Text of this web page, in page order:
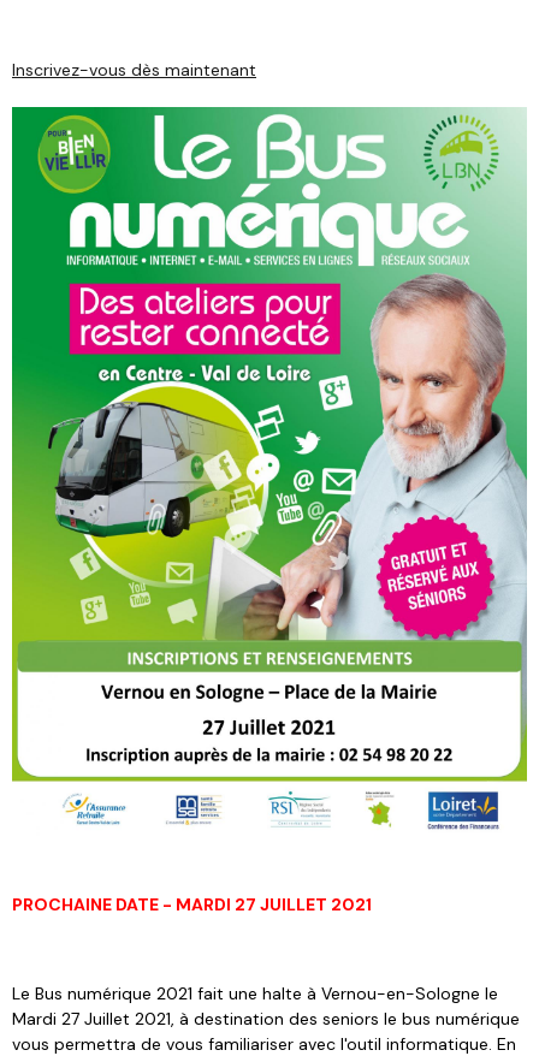
Inscrivez-vous dès maintenant
PROCHAINE DATE - MARDI 27 JUILLET 2021
Le Bus numérique 2021 fait une halte à Vernou-en-Sologne le
Mardi 27 Juillet 2021, à destination des seniors le bus numérique
vous permettra de vous familiariser avec l'outil informatique. En